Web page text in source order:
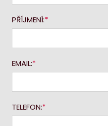
PŘÍJMENÍ:
EMAIL:
TELEFON: